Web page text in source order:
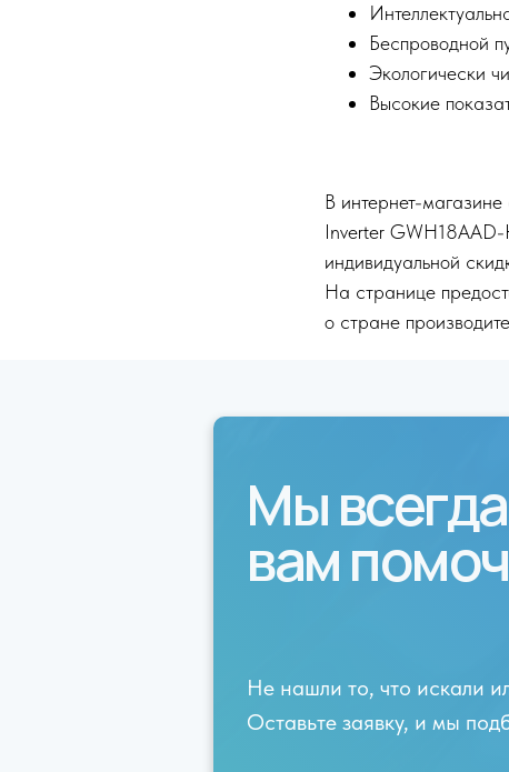
Беспроводной
Экологически
Высокие
В интернет-
Inverter
индивидуальной
На странице
о стране
Не нашли то, что искали
Оставьте заявку, и мы
Мы
вам